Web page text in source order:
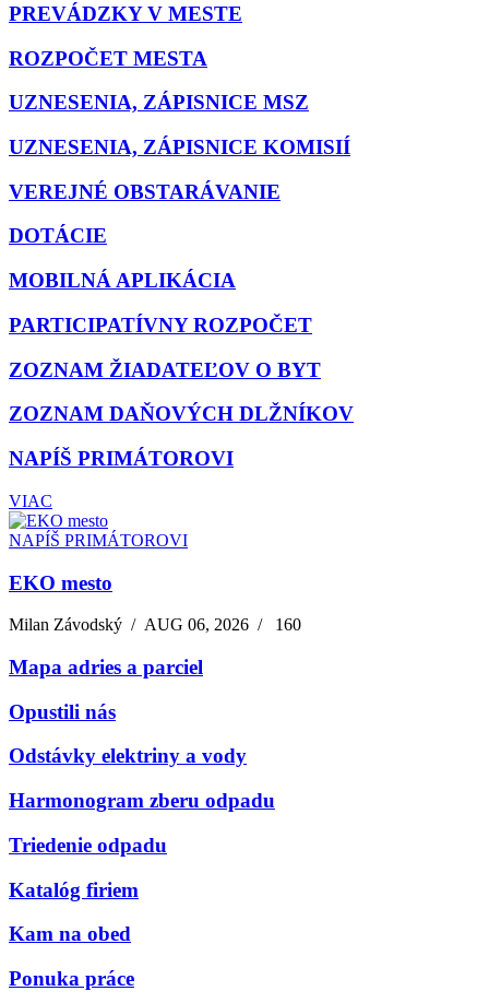
PREVÁDZKY V MESTE
ROZPOČET MESTA
UZNESENIA, ZÁPISNICE MSZ
UZNESENIA, ZÁPISNICE KOMISIÍ
VEREJNÉ OBSTARÁVANIE
DOTÁCIE
MOBILNÁ APLIKÁCIA
PARTICIPATÍVNY ROZPOČET
ZOZNAM ŽIADATEĽOV O BYT
ZOZNAM DAŇOVÝCH DLŽNÍKOV
NAPÍŠ PRIMÁTOROVI
VIAC
NAPÍŠ PRIMÁTOROVI
EKO mesto
Milan Závodský /AUG 06, 2026 / 160
Mapa adries a parciel
Opustili nás
Odstávky elektriny a vody
Harmonogram zberu odpadu
Triedenie odpadu
Katalóg firiem
Kam na obed
Ponuka práce